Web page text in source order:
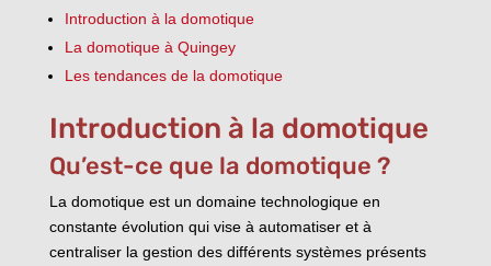
Introduction à la domotique
La domotique à Quingey
Les tendances de la domotique
Introduction à la domotique
Qu’est-ce que la domotique ?
La domotique est un domaine technologique en
constante évolution qui vise à automatiser et à
centraliser la gestion des différents systèmes présents